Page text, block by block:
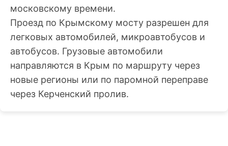
московскому времени.
Проезд по Крымскому мосту разрешен для
легковых автомобилей, микроавтобусов и
автобусов. Грузовые автомобили
направляются в Крым по маршруту через
новые регионы или по паромной переправе
через Керченский пролив.